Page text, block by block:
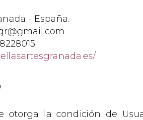
- España.
otorga la condición de